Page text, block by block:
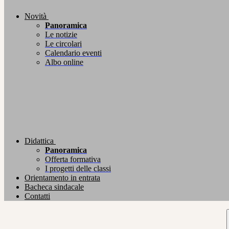
Novità
Panoramica
Le notizie
Le circolari
Calendario eventi
Albo online
Didattica
Panoramica
Offerta formativa
I progetti delle classi
Orientamento in entrata
Bacheca sindacale
Contatti